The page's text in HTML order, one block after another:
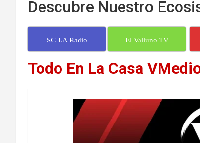
Descubre Nuestro
SG LA Radio El Valluno TV
Todo En La Casa